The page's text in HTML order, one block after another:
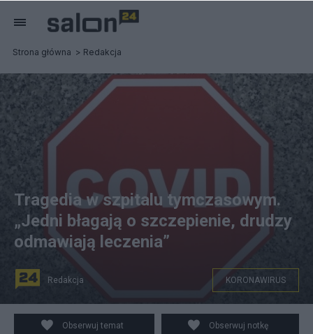
Strona główna Redakcja
Tragiczna sytuacja w szczecińskim szpitalu
tymczasowym. Fot. PAP
Tragedia w szpitalu tymczasowym.
„Jedni błagają o szczepienie, drudzy
odmawiają leczenia”
Redakcja KORONAWIRUS
Obserwuj temat Obserwuj notkę